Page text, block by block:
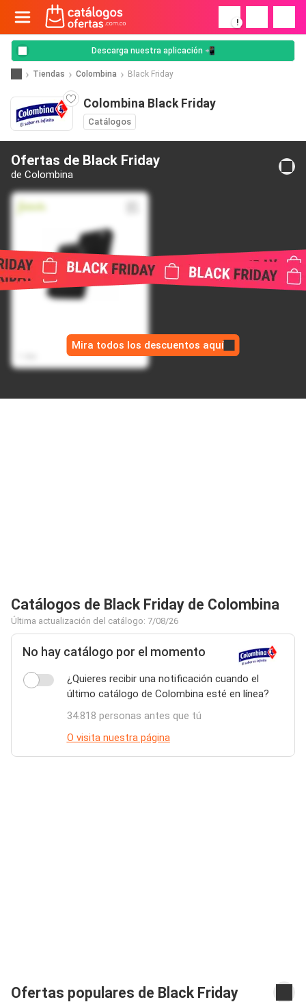
!
Descarga nuestra aplicación 📲
Tiendas Colombina Black Friday
Colombina Black Friday
Catálogos
Ofertas de Black Friday
de Colombina
USB Power Bank 10.000
mAh - Negro
$ 169.990,00
$ 94.990,00
Mira todos los descuentos aquí
Catálogos de Black Friday de Colombina
Última actualización del catálogo: 7/08/26
No hay catálogo por el momento
¿Quieres recibir una notificación cuando el
último catálogo de Colombina esté en línea?
34.818 personas antes que tú
O visita nuestra página
Ofertas populares de Black Friday